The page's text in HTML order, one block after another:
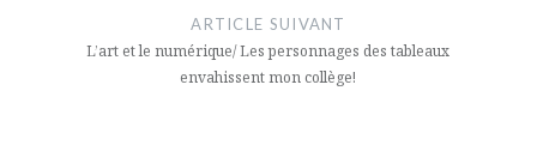
ARTICLE SUIVANT
L’art et le numérique/ Les personnages des tableaux
envahissent mon collège!